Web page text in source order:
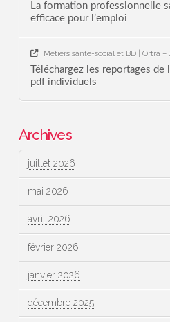
La formation professionnelle
efficace pour l’emploi
Métiers santé-social et BD | Ortra –
Téléchargez les reportages
pdf individuels
Archives
juillet 2026
mai 2026
avril 2026
février 2026
janvier 2026
décembre 2025